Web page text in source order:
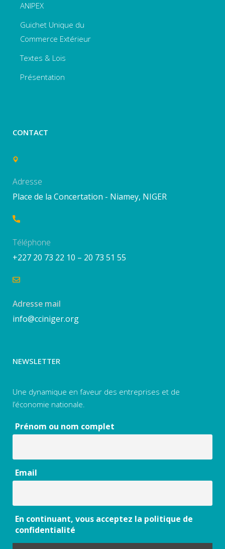
ANIPEX
Guichet Unique du
Commerce Extérieur
Textes & Lois
Présentation
CONTACT
Adresse
Place de la Concertation - Niamey, NIGER
Téléphone
+227 20 73 22 10 – 20 73 51 55
Adresse mail
info@cciniger.org
NEWSLETTER
Une dynamique en faveur des entreprises et de
l’économie nationale.
Prénom ou nom complet
Email
En continuant, vous acceptez la politique de
confidentialité